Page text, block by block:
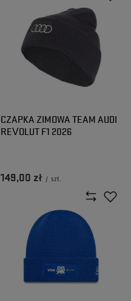
CZAPKA ZIMOWA TEAM AUDI
REVOLUT F1 2026
149,00 zł / szt.